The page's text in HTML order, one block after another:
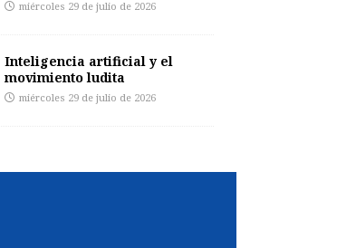
miércoles 29 de julio de 2026
Inteligencia artificial y el
movimiento ludita
miércoles 29 de julio de 2026